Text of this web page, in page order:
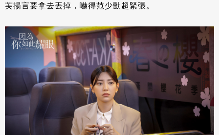
芙揚言要拿去丟掉，嚇得范少勳超緊張。